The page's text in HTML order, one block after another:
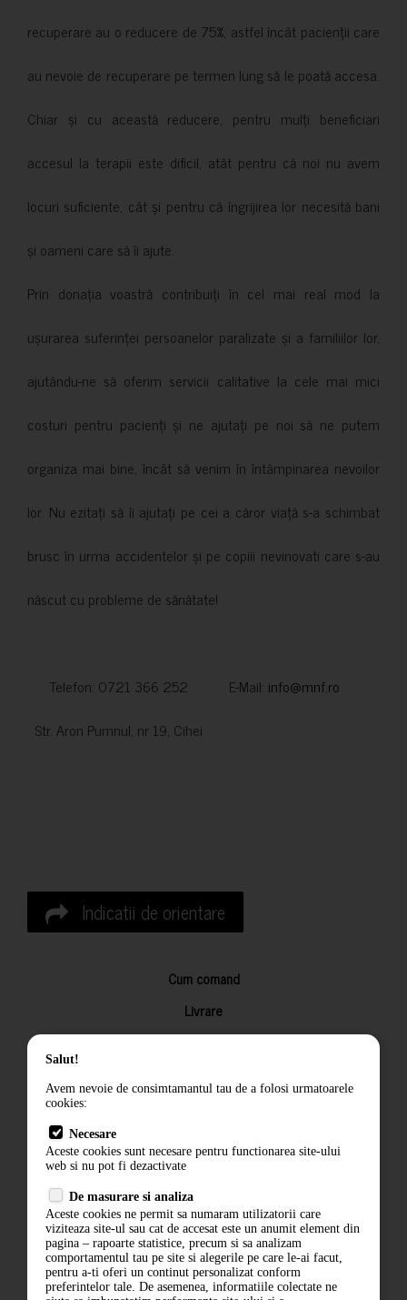
recuperare au o reducere de 75%, astfel încât pacienții care
au nevoie de recuperare pe termen lung să le poată accesa.
Chiar și cu această reducere, pentru mulți beneficiari
accesul la terapii este dificil, atât pentru că noi nu avem
locuri suficiente, cât și pentru că îngrijirea lor necesită bani
și oameni care să îi ajute.
Prin donația voastră contribuiți în cel mai real mod la
ușurarea suferinței persoanelor paralizate și a familiilor lor,
ajutându-ne să oferim servicii calitative la cele mai mici
costuri pentru pacienți și ne ajutați pe noi să ne putem
organiza mai bine, încât să venim în întâmpinarea nevoilor
lor. Nu ezitați să îi ajutați pe cei a căror viață s-a schimbat
brusc în urma accidentelor și pe copiii nevinovati care s-au
născut cu probleme de sănătate!
Telefon: 0721 366 252 E-Mail: info@mnf.ro
Str. Aron Pumnul, nr 19, Cihei
Indicatii de orientare
Cum comand
Livrare
Returnarea produselor
Termeni si conditii
Politica de confidentialitate
ANPC
Salut!
Avem nevoie de consimtamantul tau de a folosi urmatoarele
cookies:
Necesare
Aceste cookies sunt necesare pentru functionarea site-ului
web si nu pot fi dezactivate
De masurare si analiza
Aceste cookies ne permit sa numaram utilizatorii care
viziteaza site-ul sau cat de accesat este un anumit element din
pagina – rapoarte statistice, precum si sa analizam
comportamentul tau pe site si alegerile pe care le-ai facut,
pentru a-ti oferi un continut personalizat conform
preferintelor tale. De asemenea, informatiile colectate ne